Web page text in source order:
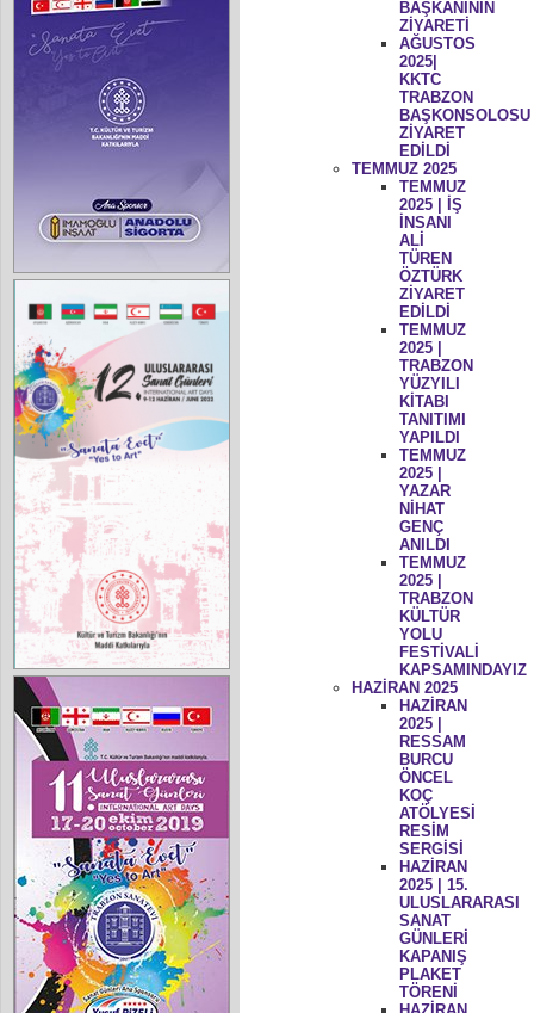
BAŞKANININ
ZİYARETİ
AĞUSTOS
2025|
KKTC
TRABZON
BAŞKONSOLOSU
ZİYARET
EDİLDİ
TEMMUZ 2025
TEMMUZ
2025 | İŞ
İNSANI
ALİ
TÜREN
ÖZTÜRK
ZİYARET
EDİLDİ
TEMMUZ
2025 |
TRABZON
YÜZYILI
KİTABI
TANITIMI
YAPILDI
TEMMUZ
2025 |
YAZAR
NİHAT
GENÇ
ANILDI
TEMMUZ
2025 |
TRABZON
KÜLTÜR
YOLU
FESTİVALİ
KAPSAMINDAYIZ
HAZİRAN 2025
HAZİRAN
2025 |
RESSAM
BURCU
ÖNCEL
KOÇ
ATÖLYESİ
RESİM
SERGİSİ
HAZİRAN
2025 | 15.
ULUSLARARASI
SANAT
GÜNLERİ
KAPANIŞ
PLAKET
TÖRENİ